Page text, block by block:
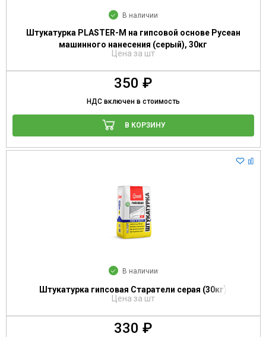
В наличии
Штукатурка PLASTER-M на гипсовой основе Русеан
машинного нанесения (серый), 30кг
Цена за шт
350 ₽
НДС включен в стоимость
В КОРЗИНУ
В наличии
Штукатурка гипсовая Старатели серая (30кг)
Цена за шт
330 ₽